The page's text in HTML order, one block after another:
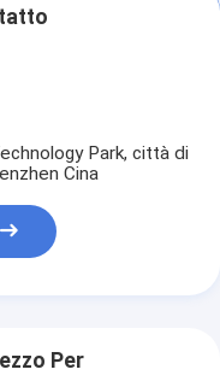
Park, città di
Cina
Per